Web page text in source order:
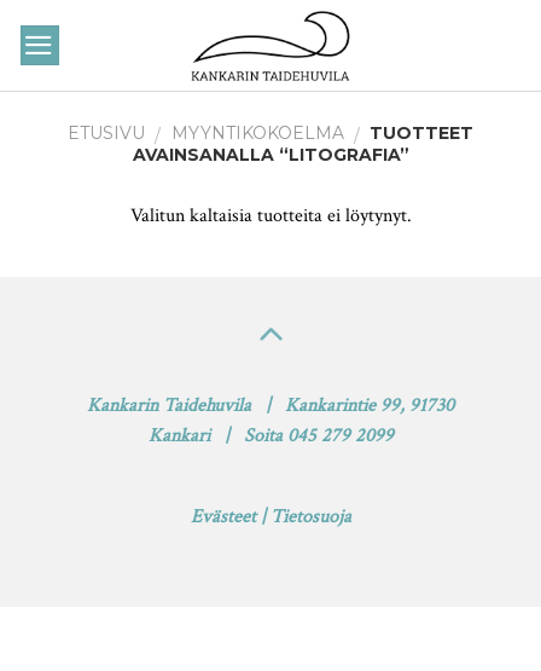
ETUSIVU / MYYNTIKOKOELMA / TUOTTEET
AVAINSANALLA “LITOGRAFIA”
Valitun kaltaisia tuotteita ei löytynyt.
Kankarin Taidehuvila | Kankarintie 99, 91730
Kankari | Soita 045 279 2099
Evästeet|Tietosuoja